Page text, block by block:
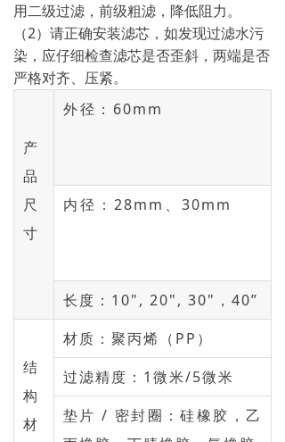
用二级过滤，前级粗滤，降低阻力。
（2）请正确安装滤芯，如发现过滤水污
染，应仔细检查滤芯是否歪斜，两端是否
严格对齐、压紧。
产
品
尺
寸
外径：60mm
内径：28mm、30mm
长度：10", 20", 30"，40”
结
构
材
材质：聚丙烯（PP）
过滤精度：1微米/5微米
垫片 / 密封圈：硅橡胶，乙